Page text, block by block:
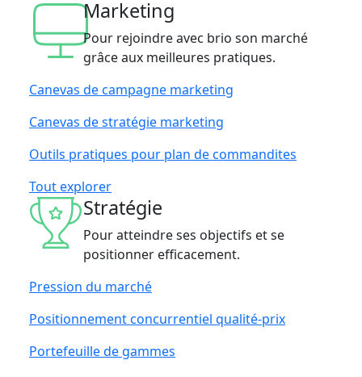
Marketing
Pour rejoindre avec brio son marché
grâce aux meilleures pratiques.
Canevas de campagne marketing
Canevas de stratégie marketing
Outils pratiques pour plan de commandites
Tout explorer
Stratégie
Pour atteindre ses objectifs et se
positionner efficacement.
Pression du marché
Positionnement concurrentiel qualité-prix
Portefeuille de gammes